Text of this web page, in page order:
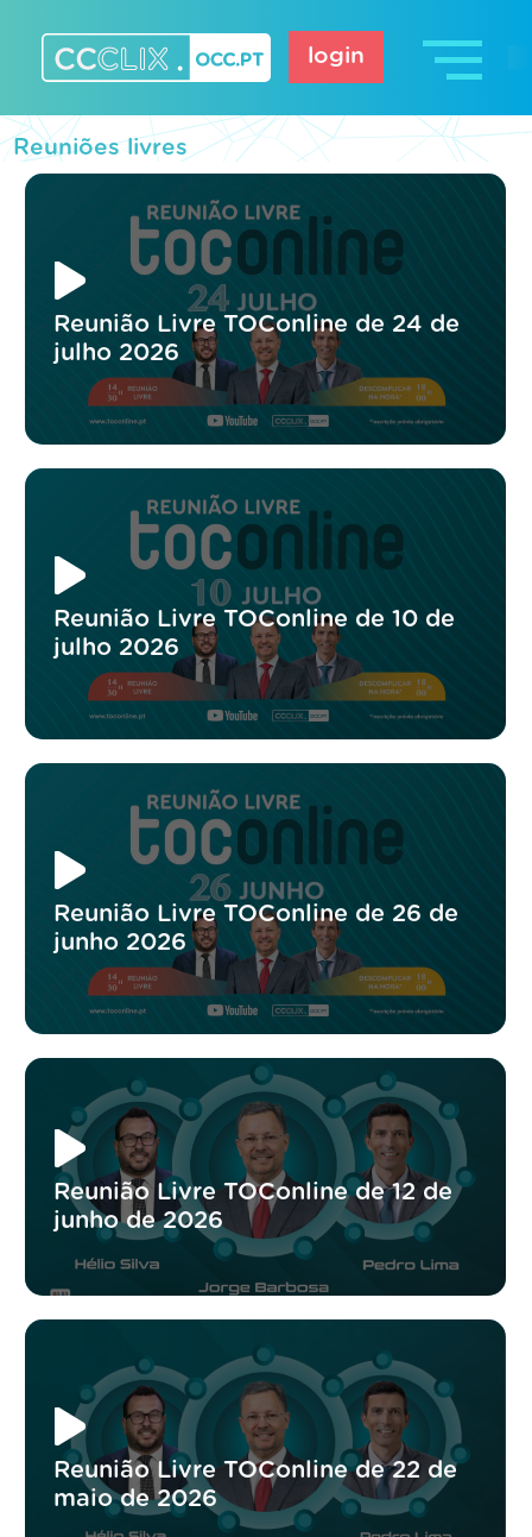
content
login
Reuniões livres
Reunião Livre TOConline de 24 de
julho 2026
Reunião Livre TOConline de 10 de
julho 2026
Reunião Livre TOConline de 26 de
junho 2026
Reunião Livre TOConline de 12 de
junho de 2026
Reunião Livre TOConline de 22 de
maio de 2026